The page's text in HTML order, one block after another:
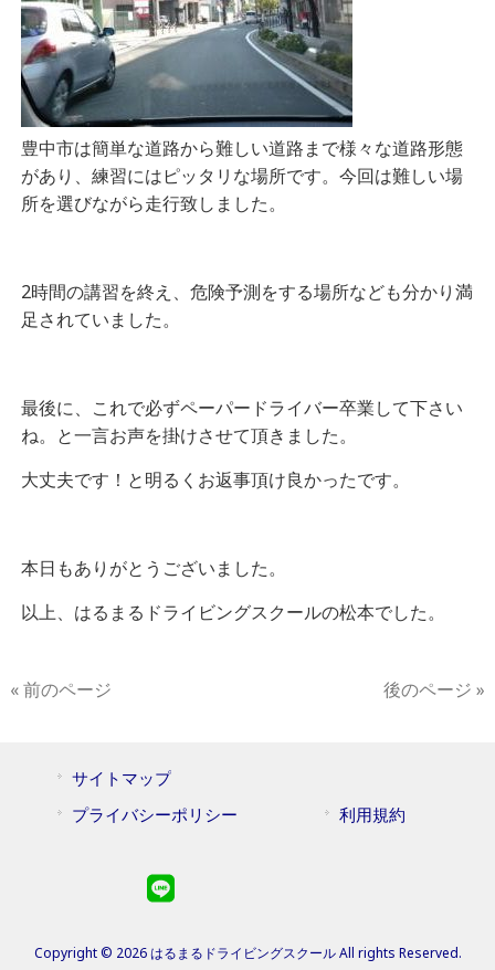
豊中市は簡単な道路から難しい道路まで様々な道路形態
があり、練習にはピッタリな場所です。今回は難しい場
所を選びながら走行致しました。
2時間の講習を終え、危険予測をする場所なども分かり満
足されていました。
最後に、これで必ずペーパードライバー卒業して下さい
ね。と一言お声を掛けさせて頂きました。
大丈夫です！と明るくお返事頂け良かったです。
本日もありがとうございました。
以上、はるまるドライビングスクールの松本でした。
« 前のページ 後のページ »
サイトマップ
プライバシーポリシー
利用規約
Copyright © 2026 はるまるドライビングスクール All rights Reserved.